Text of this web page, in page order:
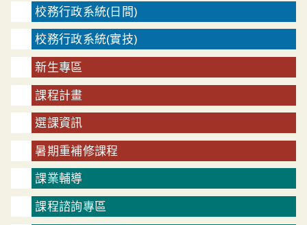
校務行政系統(日間)
校務行政系統(實技)
新生專區
課程計畫
選課資訊
暑期重補修課程
課業輔導
課程諮詢專區